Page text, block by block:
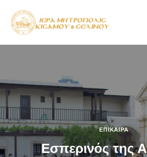
ΕΠΊΚΑΙΡΑ
Εσπερινός της